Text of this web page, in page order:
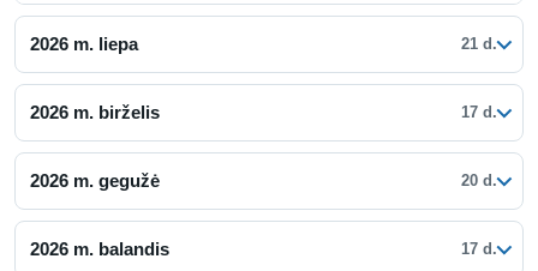
2026 m. liepa 21 d.
2026 m. birželis 17 d.
2026 m. gegužė 20 d.
2026 m. balandis 17 d.